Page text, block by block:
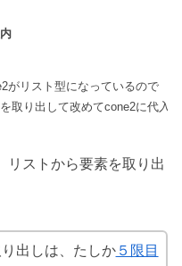
がリスト型になっているので
取り出して改めてcone2に代入
リストから要素を取り出
出しは、たしか５限目